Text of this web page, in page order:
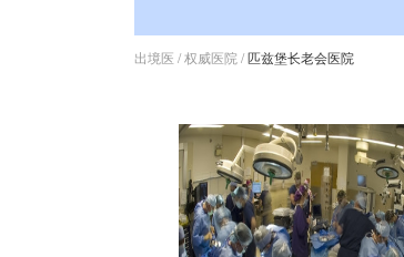
出境医 /权威医院 /匹兹堡长老会医院